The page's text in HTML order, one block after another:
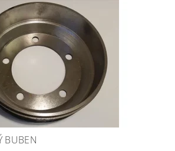
BUBEN